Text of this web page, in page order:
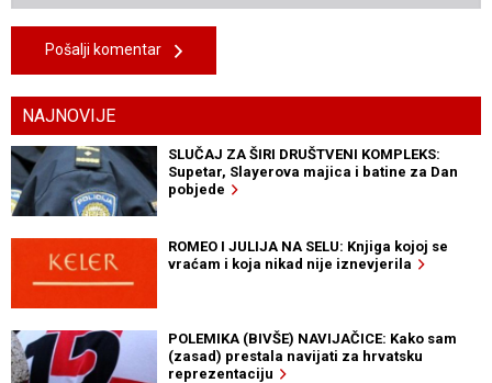
Pošalji komentar
NAJNOVIJE
SLUČAJ ZA ŠIRI DRUŠTVENI KOMPLEKS:
Supetar, Slayerova majica i batine za Dan
pobjede
ROMEO I JULIJA NA SELU: Knjiga kojoj se
vraćam i koja nikad nije iznevjerila
POLEMIKA (BIVŠE) NAVIJAČICE: Kako sam
(zasad) prestala navijati za hrvatsku
reprezentaciju